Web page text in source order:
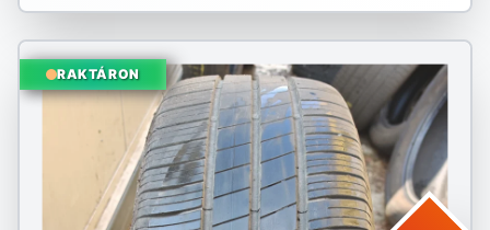
RAKTÁRON